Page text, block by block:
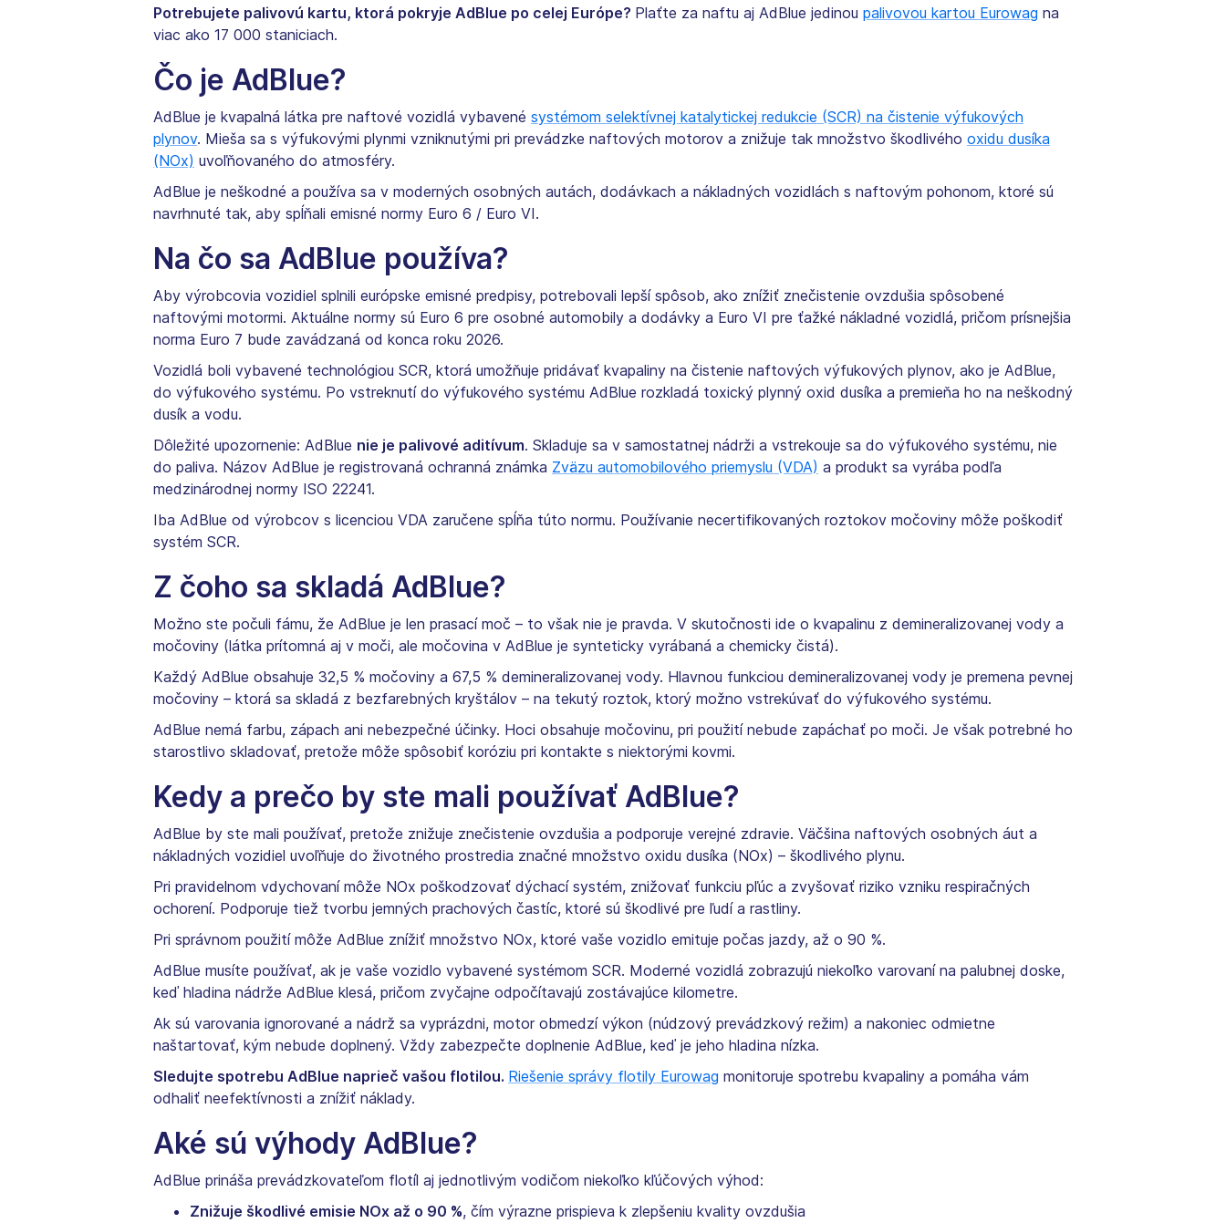
Potrebujete palivovú kartu, ktorá pokryje AdBlue po celej Európe? Plaťte za naftu aj AdBlue jedinou palivovou kartou Eurowag na
viac ako 17 000 staniciach.
Čo je AdBlue?
AdBlue je kvapalná látka pre naftové vozidlá vybavené systémom selektívnej katalytickej redukcie (SCR) na čistenie výfukových
plynov. Mieša sa s výfukovými plynmi vzniknutými pri prevádzke naftových motorov a znižuje tak množstvo škodlivého oxidu dusíka
(NOx) uvoľňovaného do atmosféry.
AdBlue je neškodné a používa sa v moderných osobných autách, dodávkach a nákladných vozidlách s naftovým pohonom, ktoré sú
navrhnuté tak, aby spĺňali emisné normy Euro 6 / Euro VI.
Na čo sa AdBlue používa?
Aby výrobcovia vozidiel splnili európske emisné predpisy, potrebovali lepší spôsob, ako znížiť znečistenie ovzdušia spôsobené
naftovými motormi. Aktuálne normy sú Euro 6 pre osobné automobily a dodávky a Euro VI pre ťažké nákladné vozidlá, pričom prísnejšia
norma Euro 7 bude zavádzaná od konca roku 2026.
Vozidlá boli vybavené technológiou SCR, ktorá umožňuje pridávať kvapaliny na čistenie naftových výfukových plynov, ako je AdBlue,
do výfukového systému. Po vstreknutí do výfukového systému AdBlue rozkladá toxický plynný oxid dusíka a premieňa ho na neškodný
dusík a vodu.
Dôležité upozornenie: AdBlue nie je palivové aditívum. Skladuje sa v samostatnej nádrži a vstrekouje sa do výfukového systému, nie
do paliva. Názov AdBlue je registrovaná ochranná známka Zväzu automobilového priemyslu (VDA) a produkt sa vyrába podľa
medzinárodnej normy ISO 22241.
Iba AdBlue od výrobcov s licenciou VDA zaručene spĺňa túto normu. Používanie necertifikovaných roztokov močoviny môže poškodiť
systém SCR.
Z čoho sa skladá AdBlue?
Možno ste počuli fámu, že AdBlue je len prasací moč – to však nie je pravda. V skutočnosti ide o kvapalinu z demineralizovanej vody a
močoviny (látka prítomná aj v moči, ale močovina v AdBlue je synteticky vyrábaná a chemicky čistá).
Každý AdBlue obsahuje 32,5 % močoviny a 67,5 % demineralizovanej vody. Hlavnou funkciou demineralizovanej vody je premena pevnej
močoviny – ktorá sa skladá z bezfarebných kryštálov – na tekutý roztok, ktorý možno vstrekúvať do výfukového systému.
AdBlue nemá farbu, zápach ani nebezpečné účinky. Hoci obsahuje močovinu, pri použití nebude zapáchať po moči. Je však potrebné ho
starostlivo skladovať, pretože môže spôsobiť koróziu pri kontakte s niektorými kovmi.
Kedy a prečo by ste mali používať AdBlue?
AdBlue by ste mali používať, pretože znižuje znečistenie ovzdušia a podporuje verejné zdravie. Väčšina naftových osobných áut a
nákladných vozidiel uvoľňuje do životného prostredia značné množstvo oxidu dusíka (NOx) – škodlivého plynu.
Pri pravidelnom vdychovaní môže NOx poškodzovať dýchací systém, znižovať funkciu pľúc a zvyšovať riziko vzniku respiračných
ochorení. Podporuje tiež tvorbu jemných prachových častíc, ktoré sú škodlivé pre ľudí a rastliny.
Pri správnom použití môže AdBlue znížiť množstvo NOx, ktoré vaše vozidlo emituje počas jazdy, až o 90 %.
AdBlue musíte používať, ak je vaše vozidlo vybavené systémom SCR. Moderné vozidlá zobrazujú niekoľko varovaní na palubnej doske,
keď hladina nádrže AdBlue klesá, pričom zvyčajne odpočítavajú zostávajúce kilometre.
Ak sú varovania ignorované a nádrž sa vyprázdni, motor obmedzí výkon (núdzový prevádzkový režim) a nakoniec odmietne
naštartovať, kým nebude doplnený. Vždy zabezpečte doplnenie AdBlue, keď je jeho hladina nízka.
Sledujte spotrebu AdBlue naprieč vašou flotilou. Riešenie správy flotily Eurowag monitoruje spotrebu kvapaliny a pomáha vám
odhaliť neefektívnosti a znížiť náklady.
Aké sú výhody AdBlue?
AdBlue prináša prevádzkovateľom flotíl aj jednotlivým vodičom niekoľko kľúčových výhod:
Znižuje škodlivé emisie NOx až o 90 %, čím výrazne prispieva k zlepšeniu kvality ovzdušia